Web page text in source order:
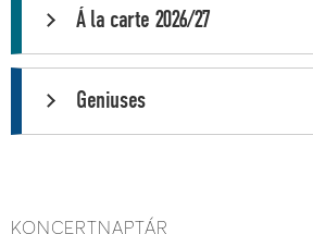
Á la carte 2026/27
Geniuses
KONCERTNAPTÁR